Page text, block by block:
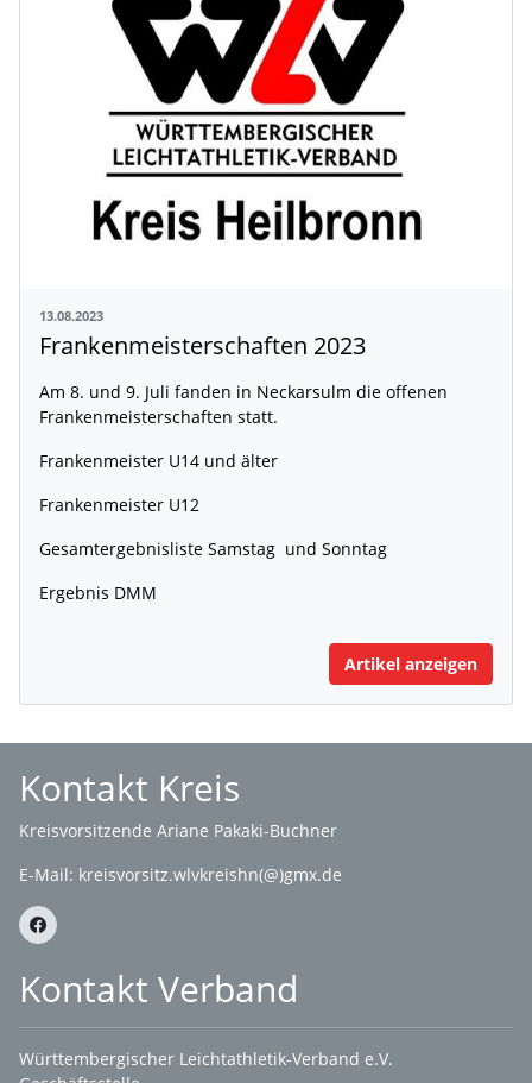
13.08.2023
Frankenmeisterschaften 2023
Am 8. und 9. Juli fanden in Neckarsulm die offenen
Frankenmeisterschaften statt.
Frankenmeister U14 und älter
Frankenmeister U12
Gesamtergebnisliste Samstag und Sonntag
Ergebnis DMM
Artikel anzeigen
Kontakt Kreis
Kreisvorsitzende Ariane Pakaki-Buchner
E-Mail: kreisvorsitz.wlvkreishn(@)gmx.de
Kontakt Verband
Württembergischer Leichtathletik-Verband e.V.